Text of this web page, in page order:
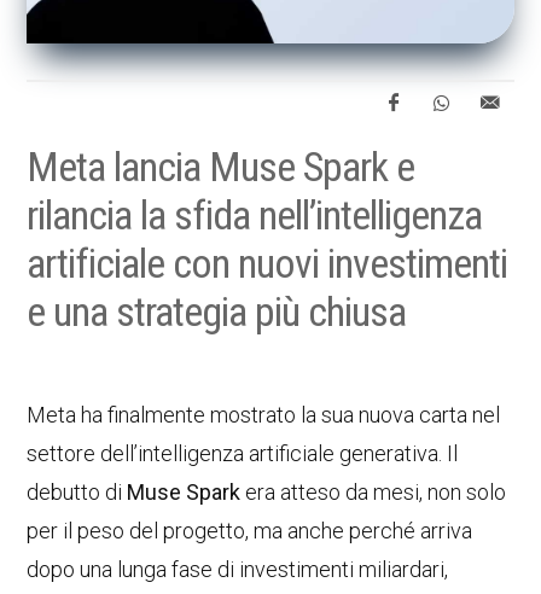
Meta lancia Muse Spark e
rilancia la sfida nell’intelligenza
artificiale con nuovi investimenti
e una strategia più chiusa
Meta ha finalmente mostrato la sua nuova carta nel
settore dell’intelligenza artificiale generativa. Il
debutto di Muse Spark era atteso da mesi, non solo
per il peso del progetto, ma anche perché arriva
dopo una lunga fase di investimenti miliardari,